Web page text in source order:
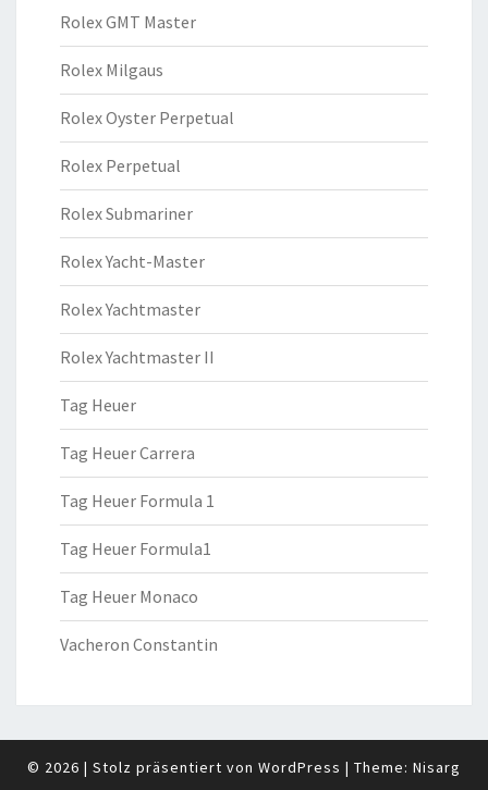
Rolex GMT Master
Rolex Milgaus
Rolex Oyster Perpetual
Rolex Perpetual
Rolex Submariner
Rolex Yacht-Master
Rolex Yachtmaster
Rolex Yachtmaster II
Tag Heuer
Tag Heuer Carrera
Tag Heuer Formula 1
Tag Heuer Formula1
Tag Heuer Monaco
Vacheron Constantin
© 2026 | Stolz präsentiert von WordPress | Theme: Nisarg